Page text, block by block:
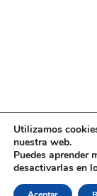
© 2021Upaninews
Utilizamos
nuestra web.
Puedes aprender
desactivarlas en